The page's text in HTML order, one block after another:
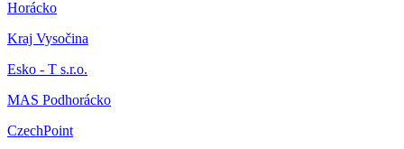
Horácko
Kraj Vysočina
Esko - T s.r.o.
MAS Podhorácko
CzechPoint